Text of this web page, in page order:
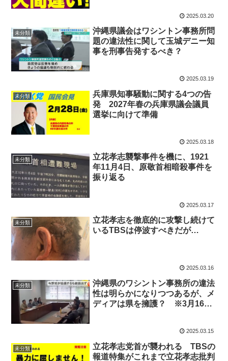
2025.03.20
未分類
沖縄県議会はワシントン事務所問
題の違法性に関して玉城デニー知
事を刑事告発するべき？
2025.03.19
未分類
兵庫県知事騒動に関する4つの告
発 2027年春の兵庫県議会議員
選挙に向けて準備
2025.03.18
未分類
立花孝志襲撃事件を機に、1921
年11月4日、原敬首相暗殺事件を
振り返る
2025.03.17
未分類
立花孝志を徹底的に攻撃し続けて
いるTBSは停波すべきだが…
2025.03.16
未分類
沖縄県のワシントン事務所の違法
性は明らかになりつつあるが、メ
ディアは県を擁護？ ※3月16日
2025.03.15
未分類
立花孝志党首が襲われる TBSの
報道特集がこれまで立花孝志批判